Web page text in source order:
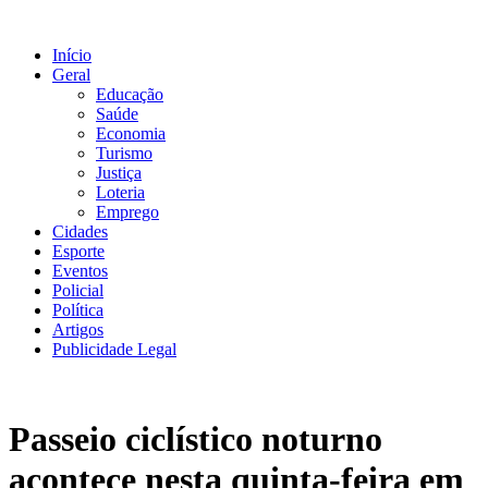
conteúdo
Início
Geral
Educação
Saúde
Economia
Turismo
Justiça
Loteria
Emprego
Cidades
Esporte
Eventos
Policial
Política
Artigos
Publicidade Legal
Passeio ciclístico noturno
acontece nesta quinta-feira em